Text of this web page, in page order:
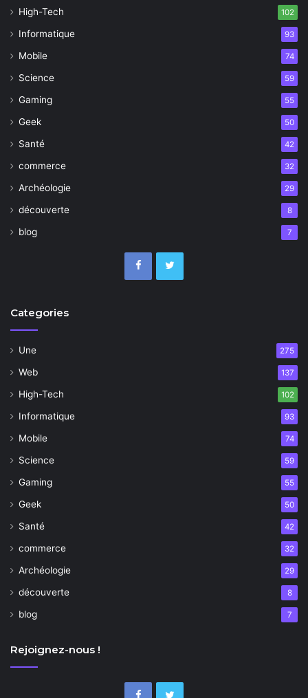
High-Tech 102
Informatique 93
Mobile 74
Science 59
Gaming 55
Geek 50
Santé 42
commerce 32
Archéologie 29
découverte 8
blog 7
Categories
Une 275
Web 137
High-Tech 102
Informatique 93
Mobile 74
Science 59
Gaming 55
Geek 50
Santé 42
commerce 32
Archéologie 29
découverte 8
blog 7
Rejoignez-nous !